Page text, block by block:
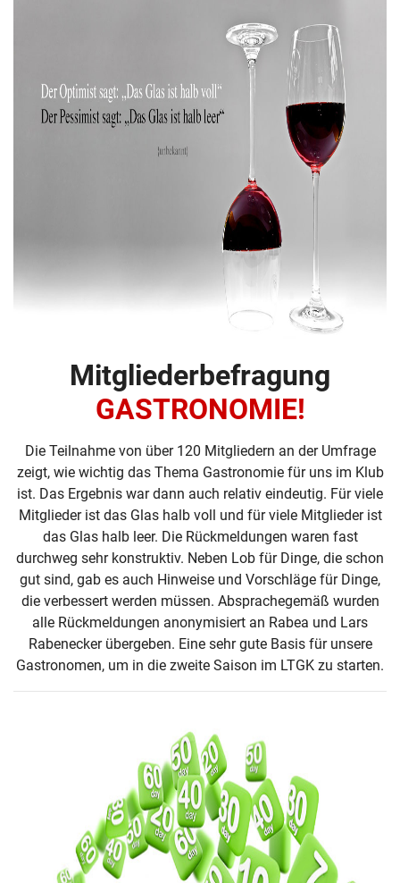
Mitgliederbefragung
GASTRONOMIE!
Die Teilnahme von über 120 Mitgliedern an der Umfrage
zeigt, wie wichtig das Thema Gastronomie für uns im Klub
ist. Das Ergebnis war dann auch relativ eindeutig. Für viele
Mitglieder ist das Glas halb voll und für viele Mitglieder ist
das Glas halb leer. Die Rückmeldungen waren fast
durchweg sehr konstruktiv. Neben Lob für Dinge, die schon
gut sind, gab es auch Hinweise und Vorschläge für Dinge,
die verbessert werden müssen. Absprachegemäß wurden
alle Rückmeldungen anonymisiert an Rabea und Lars
Rabenecker übergeben. Eine sehr gute Basis für unsere
Gastronomen, um in die zweite Saison im LTGK zu starten.